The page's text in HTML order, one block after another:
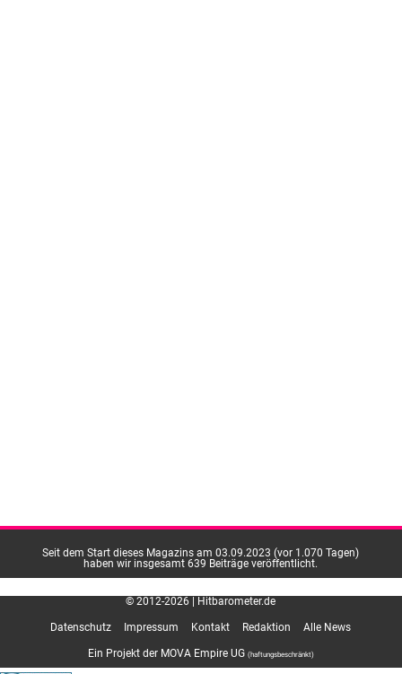
Seit dem Start dieses Magazins am 03.09.2023 (vor 1.070 Tagen)
haben wir insgesamt 639 Beiträge veröffentlicht.
© 2012-2026 | Hitbarometer.de
Ein Projekt der MOVA Empire UG (haftungsbeschränkt)
Datenschutz Impressum Kontakt Redaktion Alle News